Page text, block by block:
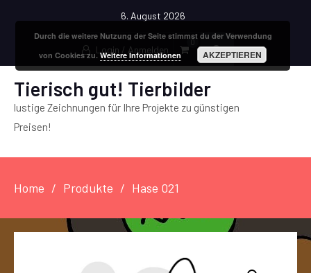
6. August 2026
Login / Anmelden
0
Tierisch gut! Tierbilder
lustige Zeichnungen für Ihre Projekte zu günstigen
Preisen!
Home Produkte Hase 021
Durch die weitere Nutzung der Seite stimmst du der Verwendung
von Cookies zu.Weitere Informationen AKZEPTIEREN